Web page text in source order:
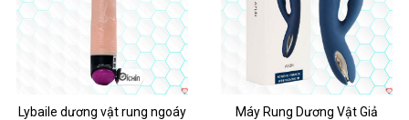
Lybaile dương vật rung ngoáy
Máy Rung Dương Vật Giả